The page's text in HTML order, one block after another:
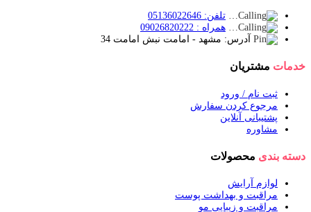
تلفن: 05136022646
همراه : 09026820222
آدرس: مشهد - امامت نبش امامت 34
خدمات مشتریان
ثبت نام / ورود
مرجوع کردن سفارش
پشتیبانی آنلاین
مشاوره
دسته بندی محصولات
لوازم آرایش
مراقبت و بهداشت پوست
مراقبت و زیبایی مو